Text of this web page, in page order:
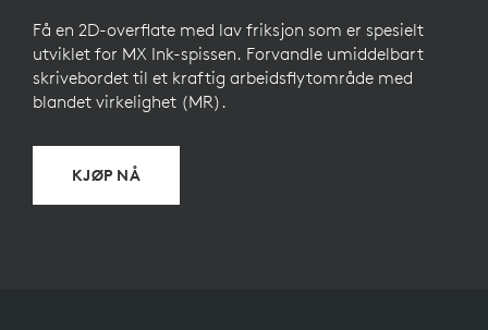
Få en 2D-overflate med lav friksjon som er spesielt
utviklet for MX Ink-spissen. Forvandle umiddelbart
skrivebordet til et kraftig arbeidsflytområde med
blandet virkelighet (MR).
KJØP NÅ